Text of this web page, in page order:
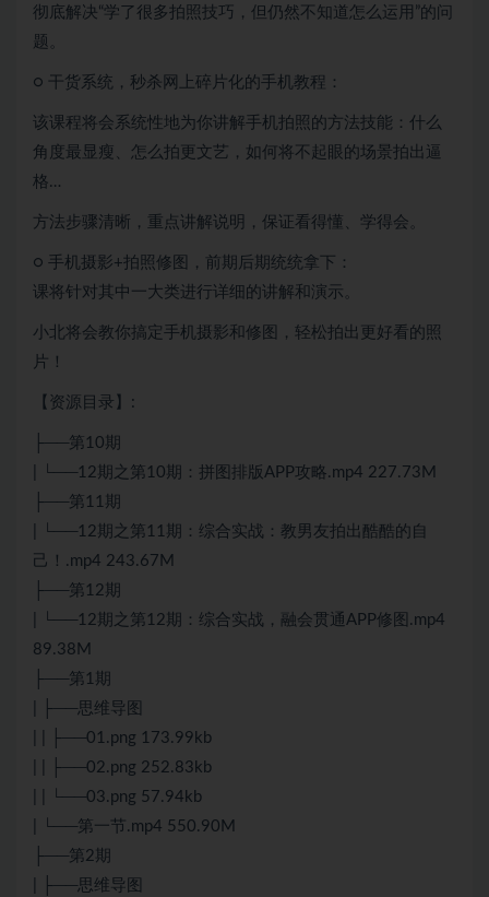
彻底解决“学了很多拍照技巧，但仍然不知道怎么运用”的问
题。
○ 干货系统，秒杀网上碎片化的手机教程：
该课程将会系统性地为你讲解手机拍照的方法技能：什么
角度最显瘦、怎么拍更文艺，如何将不起眼的场景拍出逼
格…
方法步骤清晰，重点讲解说明，保证看得懂、学得会。
○ 手机摄影+拍照修图，前期后期统统拿下：
课将针对其中一大类进行详细的讲解和演示。
小北将会教你搞定手机摄影和修图，轻松拍出更好看的照
片！
【资源目录】:
├──第10期
| └──12期之第10期：拼图排版APP攻略.mp4 227.73M
├──第11期
| └──12期之第11期：综合实战：教男友拍出酷酷的自
己！.mp4 243.67M
├──第12期
| └──12期之第12期：综合实战，融会贯通APP修图.mp4
89.38M
├──第1期
| ├──思维导图
| | ├──01.png 173.99kb
| | ├──02.png 252.83kb
| | └──03.png 57.94kb
| └──第一节.mp4 550.90M
├──第2期
| ├──思维导图